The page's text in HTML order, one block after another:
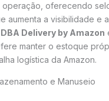
operação, oferecendo
aumenta a visibilidade e
DBA Delivery by Amazon
manter o estoque
logística da Amazon.
e Manuseio